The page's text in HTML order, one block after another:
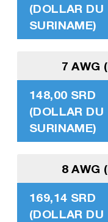
(DOLLAR DU
SURINAME)
7 AWG
148,00 SRD
(DOLLAR DU
SURINAME)
8 AWG
169,14 SRD
(DOLLAR DU